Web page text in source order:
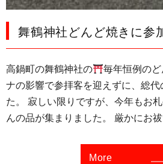
舞鶴神社どんど焼きに参
高鍋町の舞鶴神社の
毎年恒例の
ナの影響で参拝客を迎えずに、総代
た。 寂しい限りですが、今年もお
んの品が集まりました。 厳かにお
More